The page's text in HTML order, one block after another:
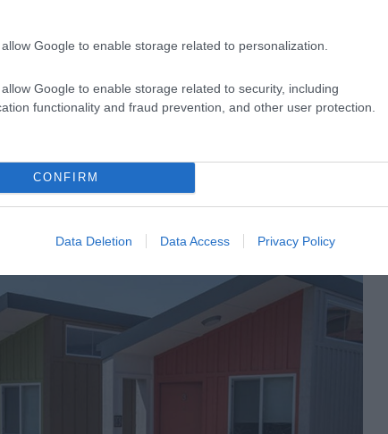
Google to enable storage related to personalization.
Google to enable storage related to security, including
functionality and fraud prevention, and other user protection.
CONFIRM
Data Deletion Data Access Privacy Policy
és tudást szeretnének az itt élőknek adni, amelyek
abban, hogy önálló életet kezdjenek.
sőt betartani az együttélés szabályait. Kifejezetten
csikket vagy egy mosatlan edényt, közös
együttélés.